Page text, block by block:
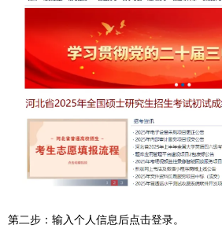
第二步：输入个人信息后点击登录。